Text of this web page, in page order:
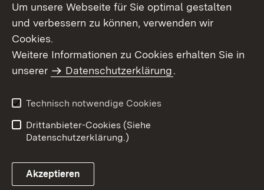
Um unsere Webseite für Sie optimal gestalten
und verbessern zu können, verwenden wir
Cookies.
Weitere Informationen zu Cookies erhalten Sie in
unserer
Datenschutzerklärung.
Technisch notwendige Cookies
Drittanbieter-Cookies (Siehe
Datenschutzerklärung.)
Akzeptieren